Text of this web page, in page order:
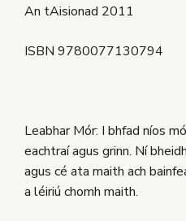
An tAisionad 2011
ISBN 9780077130794
Leabhar Mór: I bhfad níos
eachtraí agus grinn. Ní
agus cé ata maith ach
a léiriú chomh maith.